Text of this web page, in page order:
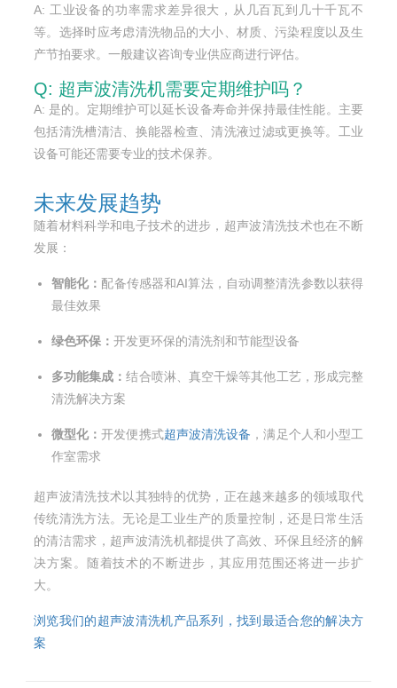
A: 工业设备的功率需求差异很大，从几百瓦到几十千瓦不
等。选择时应考虑清洗物品的大小、材质、污染程度以及生
产节拍要求。一般建议咨询专业供应商进行评估。
Q: 超声波清洗机需要定期维护吗？
A: 是的。定期维护可以延长设备寿命并保持最佳性能。主要
包括清洗槽清洁、换能器检查、清洗液过滤或更换等。工业
设备可能还需要专业的技术保养。
未来发展趋势
随着材料科学和电子技术的进步，超声波清洗技术也在不断
发展：
智能化：配备传感器和AI算法，自动调整清洗参数以获得
最佳效果
绿色环保： 开发更环保的清洗剂和节能型设备
多功能集成：结合喷淋、真空干燥等其他工艺，形成完整
清洗解决方案
微型化：开发便携式超声波清洗设备 ，满足个人和小型工
作室需求
超声波清洗技术以其独特的优势，正在越来越多的领域取代
传统清洗方法。无论是工业生产的质量控制，还是日常生活
的清洁需求，超声波清洗机都提供了高效、环保且经济的解
决方案。随着技术的不断进步，其应用范围还将进一步扩
大。
浏览我们的超声波清洗机产品系列，找到最适合您的解决方
案